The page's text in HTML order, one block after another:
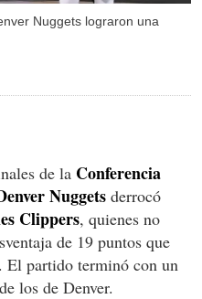
Nuggets lograron una
de la Conferencia
Nuggets derrocó
Clippers, quienes no
de 19 puntos que
El partido terminó con un
los de Denver.